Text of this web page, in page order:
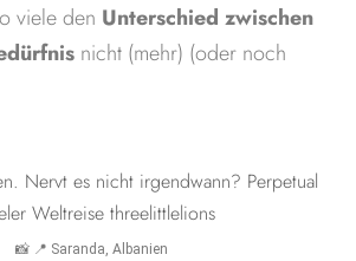
viele den Unterschied zwischen
nicht (mehr) (oder noch
📸 📍 Saranda, Albanien